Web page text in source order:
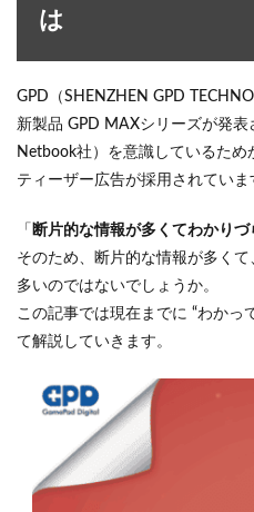
は
GPD（SHENZHEN GPD
新製品 GPD MAXシリーズが発
Netbook社）を意識しているた
ティーザー広告が採用されていま
「 断片的な情報が多くてわかりづ
そのため、断片的な情報が多く
多いのではないでしょうか。
この記事では現在までに “わかっ
て解説していきます。